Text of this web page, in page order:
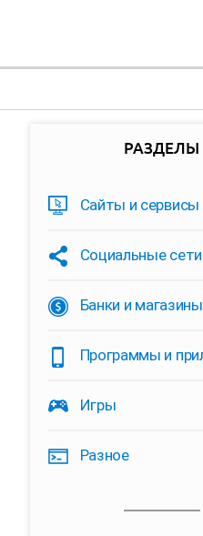
РАЗДЕЛЫ
Сайты и сервисы
Социальные сети
Банки и магазины
Программы и
Игры
Разное